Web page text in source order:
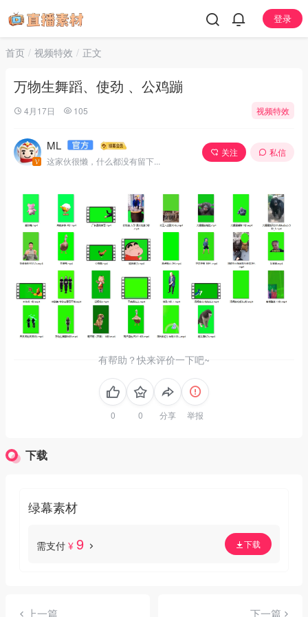
登录
首页 视频特效 正文
万物生舞蹈、使劲 、公鸡蹦
4月17日 105 视频特效
ML
这家伙很懒，什么都没有留下...
关注 私信
有帮助？快来评价一下吧~
分享 举报
下载
绿幕素材
需支付 ¥ 9 下载
上一篇 下一篇